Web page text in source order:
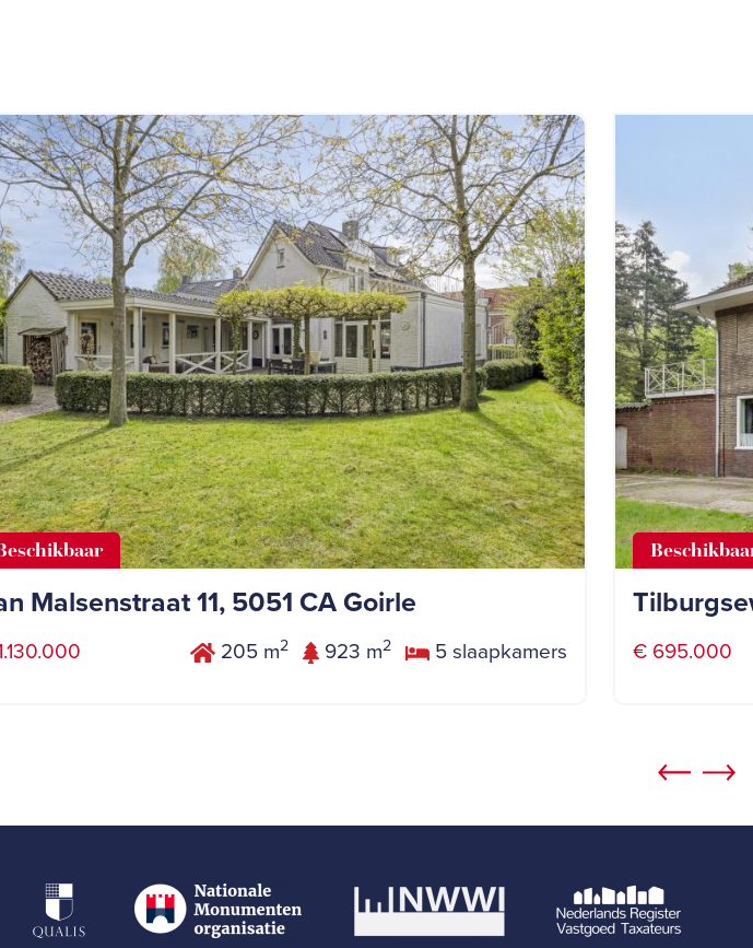
Malsenstraat 11, 5051 CA Goirle
205 m2 923 m2 5 slaapkamers € 695.000